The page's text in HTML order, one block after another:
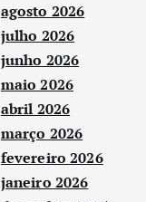
agosto 2026
julho 2026
junho 2026
maio 2026
abril 2026
março 2026
fevereiro 2026
janeiro 2026